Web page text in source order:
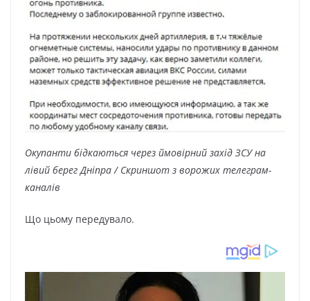
Окупанти бідкаються через ймовірний захід ЗСУ на
лівий берег Дніпра / Скриншот з ворожих телеграм-
каналів
Що цьому передувало.